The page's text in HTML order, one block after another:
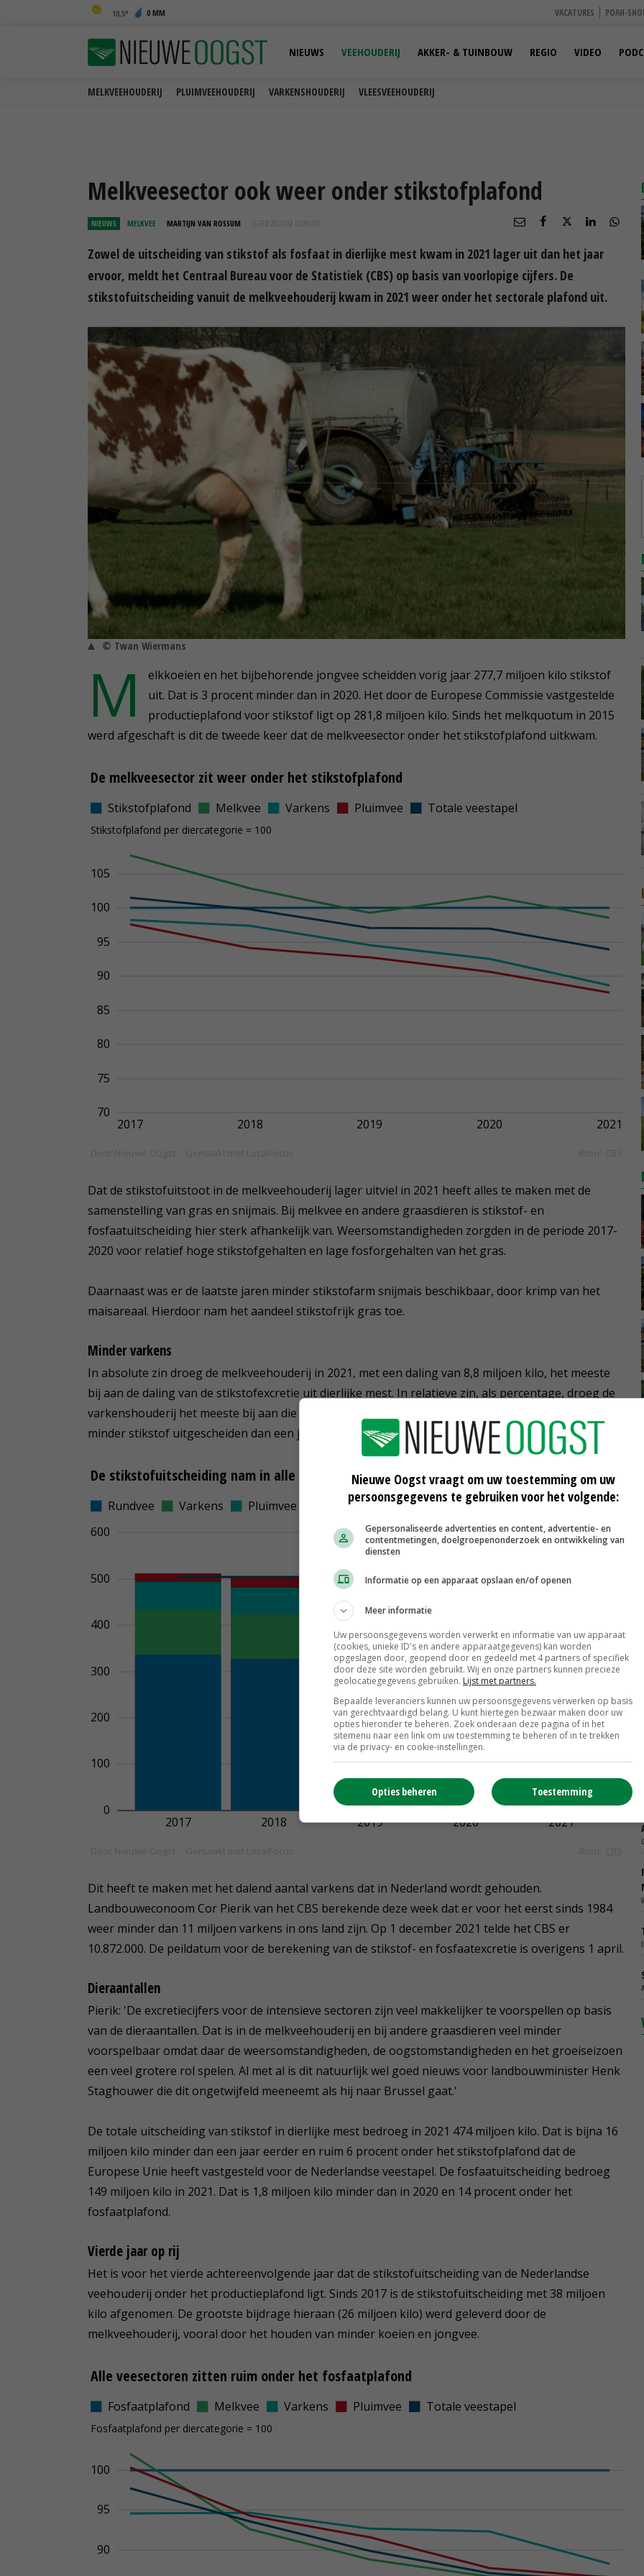
10,5 0 MM VACATURES POAH-
MELKVEEHOUDERIJ PLUIMVEEHOUDERIJ VARKENSHOUDERIJ VLEESVEEHOUDERIJ
NIEUWS VEEHOUDERIJ AKKER- & TUINBOUW REGIO VIDEO
Melkveesector ook weer onder stikstofplafond
NIEUWS MELKVEE MARTIJN VAN ROSSUM 16 FEB 2022 OM 10:00
Zowel de uitscheiding van stikstof als fosfaat in dierlijke mest kwam in 2021 lager uit dan het jaar
ervoor, meldt het Centraal Bureau voor de Statistiek (CBS) op basis van voorlopige cijfers. De
stikstofuitscheiding vanuit de melkveehouderij kwam in 2021 weer onder het sectorale plafond uit.
© Twan Wiermans
M
elkkoeien en het bijbehorende jongvee scheidden vorig jaar 277,7 miljoen kilo stikstof
uit. Dat is 3 procent minder dan in 2020. Het door de Europese Commissie vastgestelde
productieplafond voor stikstof ligt op 281,8 miljoen kilo. Sinds het melkquotum in 2015
werd afgeschaft is dit de tweede keer dat de melkveesector onder het stikstofplafond uitkwam.
Dat de stikstofuitstoot in de melkveehouderij lager uitviel in 2021 heeft alles te maken met de
samenstelling van gras en snijmais. Bij melkvee en andere graasdieren is stikstof- en
fosfaatuitscheiding hier sterk afhankelijk van. Weersomstandigheden zorgden in de periode 2017-
2020 voor relatief hoge stikstofgehalten en lage fosforgehalten van het gras.
Daarnaast was er de laatste jaren minder stikstofarm snijmais beschikbaar, door krimp van het
maisareaal. Hierdoor nam het aandeel stikstofrijk gras toe.
Minder varkens
In absolute zin droeg de melkveehouderij in 2021, met een daling van 8,8 miljoen kilo, het meeste
bij aan de daling van de stikstofexcretie uit dierlijke mest. In relatieve zin, als percentage, droeg de
varkenshouderij het meeste bij aan die daling. Vanuit de varkenshouderij werd in 2021 4,4 procent
minder stikstof uitgescheiden dan een jaar eerder, in totaal 4 miljoen kilo minder.
Dit heeft te maken met het dalend aantal varkens dat in Nederland wordt gehouden.
Landbouweconoom Cor Pierik van het CBS berekende deze week dat er voor het eerst sinds 1984
weer minder dan 11 miljoen varkens in ons land zijn. Op 1 december 2021 telde het CBS er
10.872.000. De peildatum voor de berekening van de stikstof- en fosfaatexcretie is overigens 1 april.
Dieraantallen
Pierik: 'De excretiecijfers voor de intensieve sectoren zijn veel makkelijker te voorspellen op basis
van de dieraantallen. Dat is in de melkveehouderij en bij andere graasdieren veel minder
voorspelbaar omdat daar de weersomstandigheden, de oogstomstandigheden en het groeiseizoen
een veel grotere rol spelen. Al met al is dit natuurlijk wel goed nieuws voor landbouwminister Henk
Staghouwer die dit ongetwijfeld meeneemt als hij naar Brussel gaat.'
De totale uitscheiding van stikstof in dierlijke mest bedroeg in 2021 474 miljoen kilo. Dat is bijna 16
miljoen kilo minder dan een jaar eerder en ruim 6 procent onder het stikstofplafond dat de
Europese Unie heeft vastgesteld voor de Nederlandse veestapel. De fosfaatuitscheiding bedroeg
149 miljoen kilo in 2021. Dat is 1,8 miljoen kilo minder dan in 2020 en 14 procent onder het
fosfaatplafond.
Vierde jaar op rij
Het is voor het vierde achtereenvolgende jaar dat de stikstofuitscheiding van de Nederlandse
veehouderij onder het productieplafond ligt. Sinds 2017 is de stikstofuitscheiding met 38 miljoen
kilo afgenomen. De grootste bijdrage hieraan (26 miljoen kilo) werd geleverd door de
melkveehouderij, vooral door het houden van minder koeien en jongvee.
Nieuwe Oogst vraagt om uw toestemming om uw
persoonsgegevens te gebruiken voor het volgende:
Gepersonaliseerde advertenties en content, advertentie- en
contentmetingen, doelgroepenonderzoek en ontwikkeling van
diensten
Informatie op een apparaat opslaan en/of openen
Meer informatie
Uw persoonsgegevens worden verwerkt en informatie van uw apparaat
(cookies, unieke ID's en andere apparaatgegevens) kan worden
opgeslagen door, geopend door en gedeeld met 4 partners of specifiek
door deze site worden gebruikt. Wij en onze partners kunnen precieze
geolocatiegegevens gebruiken. Lijst met partners.
Bepaalde leveranciers kunnen uw persoonsgegevens verwerken op basis
van gerechtvaardigd belang. U kunt hiertegen bezwaar maken door uw
opties hieronder te beheren. Zoek onderaan deze pagina of in het
sitemenu naar een link om uw toestemming te beheren of in te trekken
via de privacy- en cookie-instellingen.
Toestemming
Opties beheren